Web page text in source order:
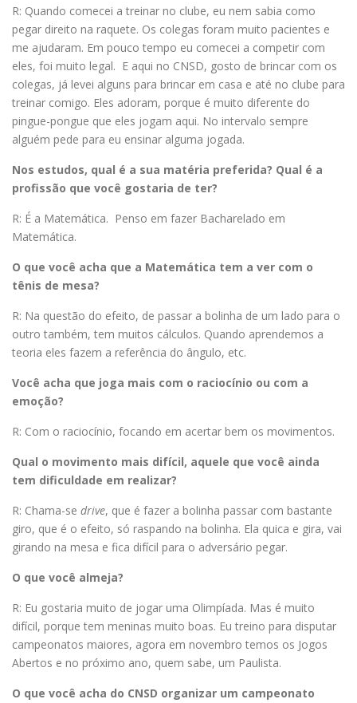
R: Quando comecei a treinar no clube, eu nem sabia como
pegar direito na raquete. Os colegas foram muito pacientes e
me ajudaram. Em pouco tempo eu comecei a competir com
eles, foi muito legal. E aqui no CNSD, gosto de brincar com os
colegas, já levei alguns para brincar em casa e até no clube para
treinar comigo. Eles adoram, porque é muito diferente do
pingue-pongue que eles jogam aqui. No intervalo sempre
alguém pede para eu ensinar alguma jogada.
Nos estudos, qual é a sua matéria preferida? Qual é a
profissão que você gostaria de ter?
R: É a Matemática. Penso em fazer Bacharelado em
Matemática.
O que você acha que a Matemática tem a ver com o
tênis de mesa?
R: Na questão do efeito, de passar a bolinha de um lado para o
outro também, tem muitos cálculos. Quando aprendemos a
teoria eles fazem a referência do ângulo, etc.
Você acha que joga mais com o raciocínio ou com a
emoção?
R: Com o raciocínio, focando em acertar bem os movimentos.
Qual o movimento mais difícil, aquele que você ainda
tem dificuldade em realizar?
R: Chama-se drive, que é fazer a bolinha passar com bastante
giro, que é o efeito, só raspando na bolinha. Ela quica e gira, vai
girando na mesa e fica difícil para o adversário pegar.
O que você almeja?
R: Eu gostaria muito de jogar uma Olimpíada. Mas é muito
difícil, porque tem meninas muito boas. Eu treino para disputar
campeonatos maiores, agora em novembro temos os Jogos
Abertos e no próximo ano, quem sabe, um Paulista.
O que você acha do CNSD organizar um campeonato